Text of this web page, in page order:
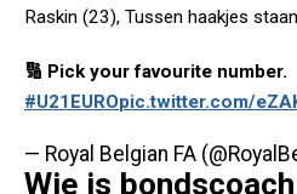
Raskin (23), Tussen haakjes
🔢 Pick your favourite number.
#U21EUROpic.twitter.com/
— Royal Belgian FA
Wie is